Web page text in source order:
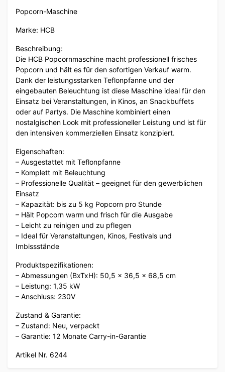
Popcorn-Maschine
Marke: HCB
Beschreibung:
Die HCB Popcornmaschine macht professionell frisches
Popcorn und hält es für den sofortigen Verkauf warm.
Dank der leistungsstarken Teflonpfanne und der
eingebauten Beleuchtung ist diese Maschine ideal für den
Einsatz bei Veranstaltungen, in Kinos, an Snackbuffets
oder auf Partys. Die Maschine kombiniert einen
nostalgischen Look mit professioneller Leistung und ist für
den intensiven kommerziellen Einsatz konzipiert.
Eigenschaften:
– Ausgestattet mit Teflonpfanne
– Komplett mit Beleuchtung
– Professionelle Qualität – geeignet für den gewerblichen
Einsatz
– Kapazität: bis zu 5 kg Popcorn pro Stunde
– Hält Popcorn warm und frisch für die Ausgabe
– Leicht zu reinigen und zu pflegen
– Ideal für Veranstaltungen, Kinos, Festivals und
Imbissstände
Produktspezifikationen:
– Abmessungen (BxTxH): 50,5 x 36,5 x 68,5 cm
– Leistung: 1,35 kW
– Anschluss: 230V
Zustand & Garantie:
– Zustand: Neu, verpackt
– Garantie: 12 Monate Carry-in-Garantie
Artikel Nr. 6244